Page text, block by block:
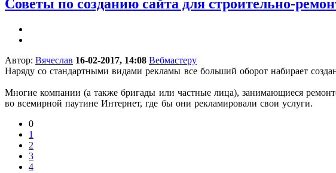
Советы по созданию сайта для строительно-
Автор: Вячеслав 16-02-2017, 14:08 Вебмастеру
Наряду со стандартными видами рекламы все больший оборот набирает
Многие компании (а также бригады или частные лица), занимающиеся
во всемирной паутине Интернет, где бы они рекламировали свои услуги.
0
1
2
3
4